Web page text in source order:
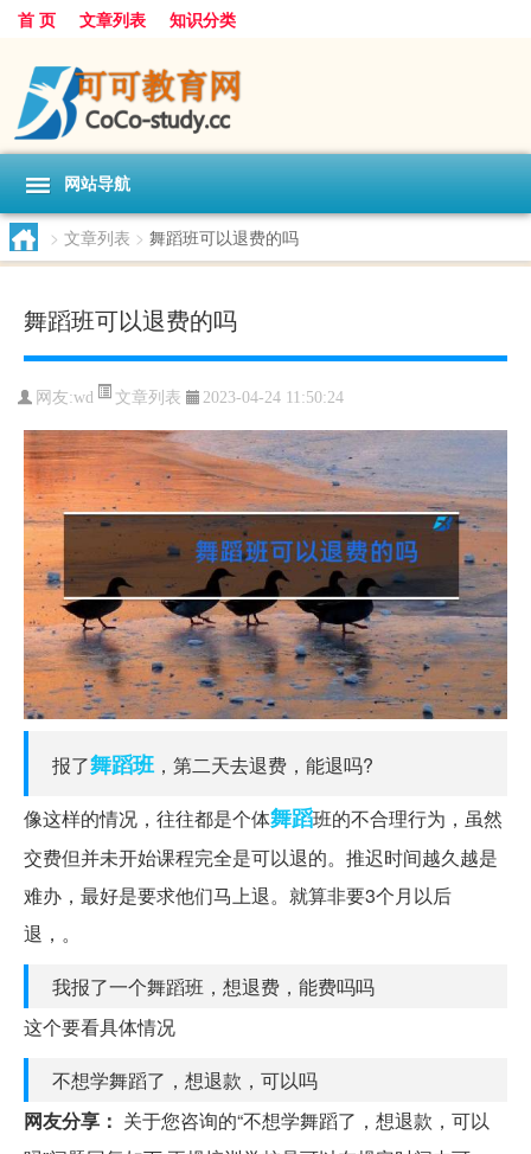
首 页 文章列表 知识分类
网站导航
> 文章列表 > 舞蹈班可以退费的吗
舞蹈班可以退费的吗
网友:wd 文章列表 2023-04-24 11:50:24
报了舞蹈班，第二天去退费，能退吗?
像这样的情况，往往都是个体舞蹈班的不合理行为，虽然
交费但并未开始课程完全是可以退的。推迟时间越久越是
难办，最好是要求他们马上退。就算非要3个月以后
退，。
我报了一个舞蹈班，想退费，能费吗吗
这个要看具体情况
不想学舞蹈了，想退款，可以吗
网友分享： 关于您咨询的“不想学舞蹈了，想退款，可以